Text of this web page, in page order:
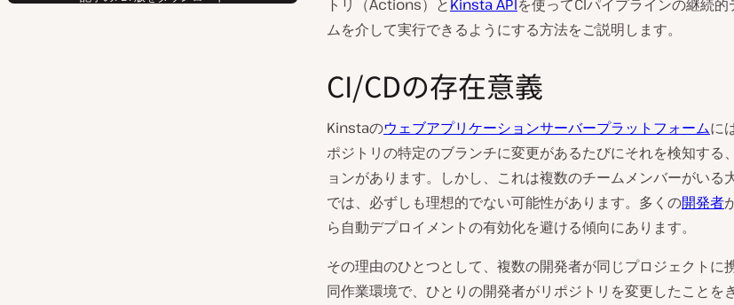
トリ（Actions）とKinsta APIを使ってCIパイプラインの継続
ムを介して実行できるようにする方法をご説明します。
CI/CDの存在意義
Kinstaのウェブアプリケーションサーバープラットフォームに
ポジトリの特定のブランチに変更があるたびにそれを検知する
ョンがあります。しかし、これは複数のチームメンバーがいる
では、必ずしも理想的でない可能性があります。多くの開発者
ら自動デプロイメントの有効化を避ける傾向にあります。
その理由のひとつとして、複数の開発者が同じプロジェクトに
同作業環境で、ひとりの開発者がリポジトリを変更したことを